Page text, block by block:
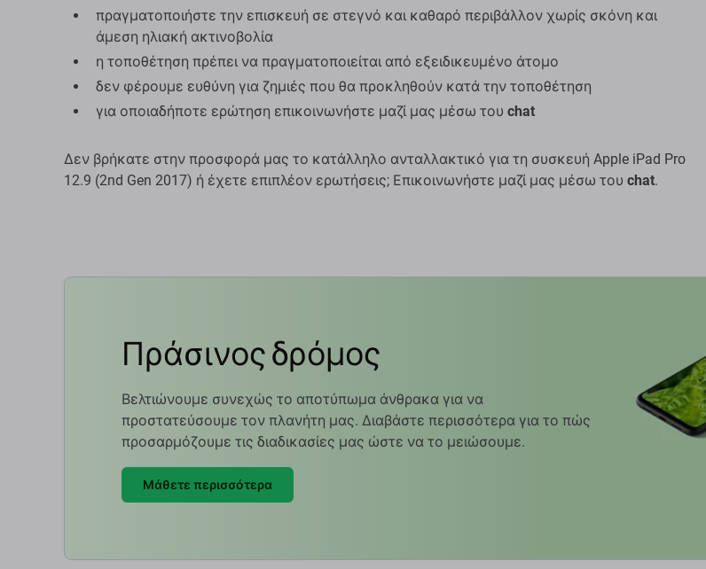
πραγματοποιήστε την επισκευή σε στεγνό και καθαρό περιβάλλον χωρίς σκόνη και
άμεση ηλιακή ακτινοβολία
η τοποθέτηση πρέπει να πραγματοποιείται από εξειδικευμένο άτομο
δεν φέρουμε ευθύνη για ζημιές που θα προκληθούν κατά την τοποθέτηση
για οποιαδήποτε ερώτηση επικοινωνήστε μαζί μας μέσω του chat
Δεν βρήκατε στην προσφορά μας το κατάλληλο ανταλλακτικό για τη συσκευή Apple iPad Pro
12.9 (2nd Gen 2017) ή έχετε επιπλέον ερωτήσεις; Επικοινωνήστε μαζί μας μέσω του chat.
Πράσινος δρόμος
Βελτιώνουμε συνεχώς το αποτύπωμα άνθρακα για να
προστατεύσουμε τον πλανήτη μας. Διαβάστε περισσότερα για το πώς
προσαρμόζουμε τις διαδικασίες μας ώστε να το μειώσουμε.
Μάθετε περισσότερα